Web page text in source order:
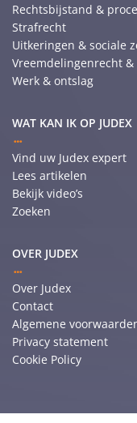
Rechtsbijstand &
Strafrecht
Uitkeringen & sociale
Vreemdelingenrecht &
Werk & ontslag
WAT KAN IK OP JUDEX
Vind uw Judex expert
Lees artikelen
Bekijk video’s
Zoeken
OVER JUDEX
Over Judex
Contact
Algemene
Privacy statement
Cookie Policy